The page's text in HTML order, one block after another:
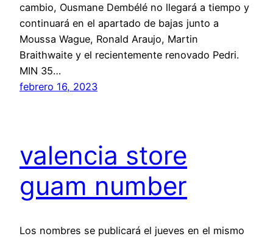
cambio, Ousmane Dembélé no llegará a tiempo y
continuará en el apartado de bajas junto a
Moussa Wague, Ronald Araujo, Martin
Braithwaite y el recientemente renovado Pedri.
MIN 35…
febrero 16, 2023
valencia store
guam number
Los nombres se publicará el jueves en el mismo